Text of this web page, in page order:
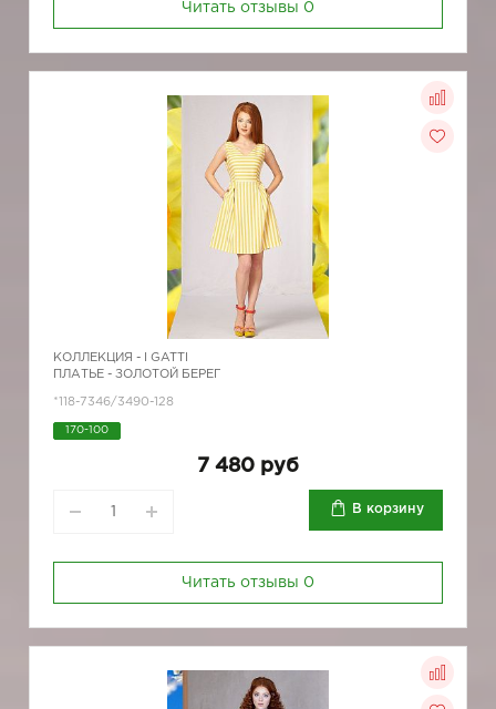
Читать отзывы 0
КОЛЛЕКЦИЯ -
I GATTI
ПЛАТЬЕ - ЗОЛОТОЙ БЕРЕГ
*118-7346/3490-128
170-100
7 480 руб
В корзину
Читать отзывы 0